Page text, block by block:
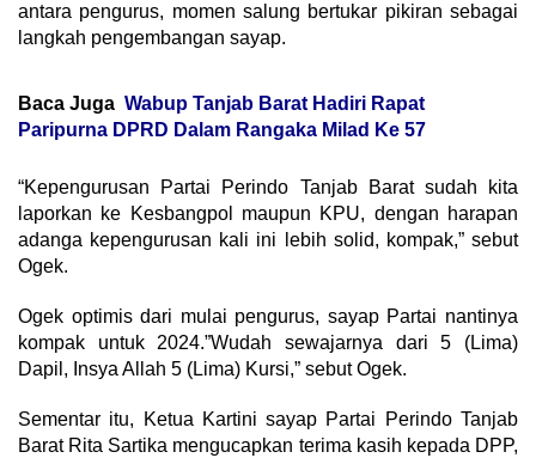
antara pengurus, momen salung bertukar pikiran sebagai
langkah pengembangan sayap.
Baca Juga Wabup Tanjab Barat Hadiri Rapat
Paripurna DPRD Dalam Rangaka Milad Ke 57
“Kepengurusan Partai Perindo Tanjab Barat sudah kita
laporkan ke Kesbangpol maupun KPU, dengan harapan
adanga kepengurusan kali ini lebih solid, kompak,” sebut
Ogek.
Ogek optimis dari mulai pengurus, sayap Partai nantinya
kompak untuk 2024.”Wudah sewajarnya dari 5 (Lima)
Dapil, Insya Allah 5 (Lima) Kursi,” sebut Ogek.
Sementar itu, Ketua Kartini sayap Partai Perindo Tanjab
Barat Rita Sartika mengucapkan terima kasih kepada DPP,